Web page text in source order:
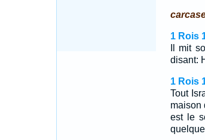
1 Rois
Il mit
disant:
1 Rois
Tout
maison
est le